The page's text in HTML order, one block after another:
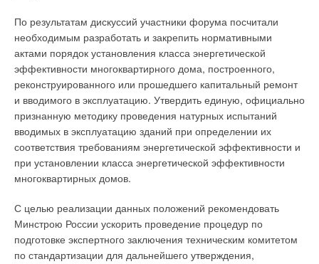
По результатам дискуссий участники форума посчитали
необходимым разработать и закрепить нормативными
актами порядок установления класса энергетической
эффективности многоквартирного дома, построенного,
реконструированного или прошедшего капитальный ремонт
и вводимого в эксплуатацию. Утвердить единую, официально
признанную методику проведения натурных испытаний
вводимых в эксплуатацию зданий при определении их
соответствия требованиям энергетической эффективности и
при установлении класса энергетической эффективности
многоквартирных домов.
С целью реализации данных положений рекомендовать
Минстрою России ускорить проведение процедур по
подготовке экспертного заключения техническим комитетом
по стандартизации для дальнейшего утверждения,